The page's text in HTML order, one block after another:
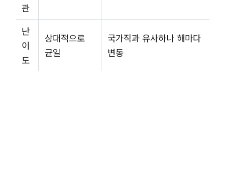
관
난
이
도
상대적으로
균일
국가직과 유사하나 해마다
변동